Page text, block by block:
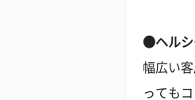
●ヘルシ
幅広い
っても